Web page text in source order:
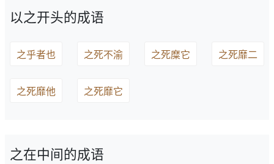
以之开头的成语
之乎者也 之死不渝 之死糜它 之死靡二
之死靡他 之死靡它
之在中间的成语